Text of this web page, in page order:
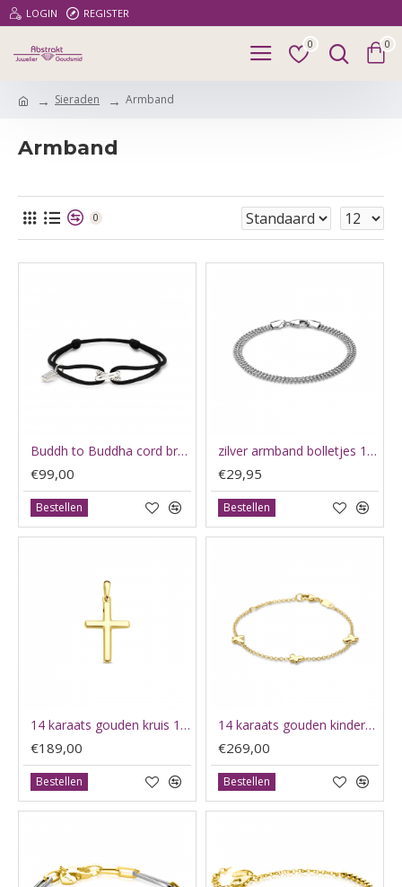
LOGIN REGISTER
0 0
Sieraden Armband
Armband
0
Buddh to Buddha cord bracelet Ben Silver - 65820
€99,00
Bestellen
zilver armband bolletjes 18cm - 65781
€29,95
Bestellen
14 karaats gouden kruis 17x12mm - 65782
€189,00
Bestellen
14 karaats gouden kinder armband met vlinders 11-13 cm - 65765
€269,00
Bestellen